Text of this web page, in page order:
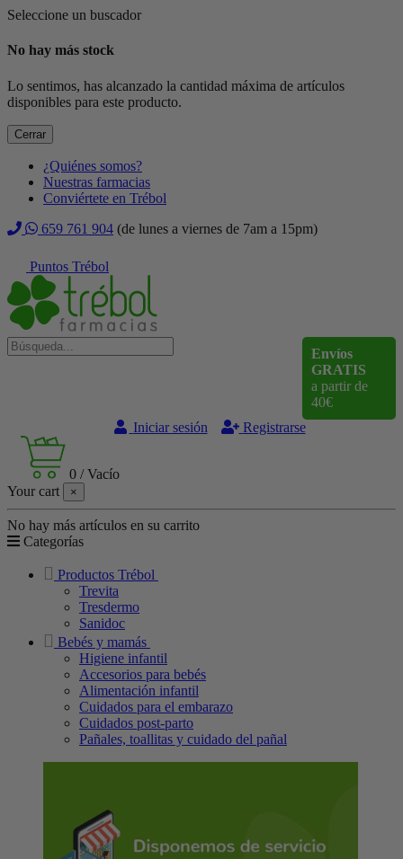
Seleccione un buscador
No hay más stock
Lo sentimos, has alcanzado la cantidad máxima de artículos
disponibles para este producto.
Cerrar
¿Quiénes somos?
Nuestras farmacias
Conviértete en Trébol
659 761 904 (de lunes a viernes de 7am a 15pm)
Puntos Trébol
Envíos
GRATIS
a partir de
40€
Iniciar sesión
Registrarse
0 /Vacío
Your cart
×
No hay más artículos en su carrito
Categorías
Productos Trébol
Trevita
Tresdermo
Sanidoc
Bebés y mamás
Higiene infantil
Accesorios para bebés
Alimentación infantil
Cuidados para el embarazo
Cuidados post-parto
Pañales, toallitas y cuidado del pañal